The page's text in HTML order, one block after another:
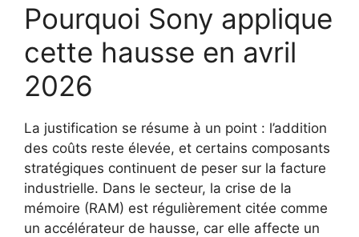
Pourquoi Sony applique
cette hausse en avril
2026
La justification se résume à un point : l’addition
des coûts reste élevée, et certains composants
stratégiques continuent de peser sur la facture
industrielle. Dans le secteur, la crise de la
mémoire (RAM) est régulièrement citée comme
un accélérateur de hausse, car elle affecte un